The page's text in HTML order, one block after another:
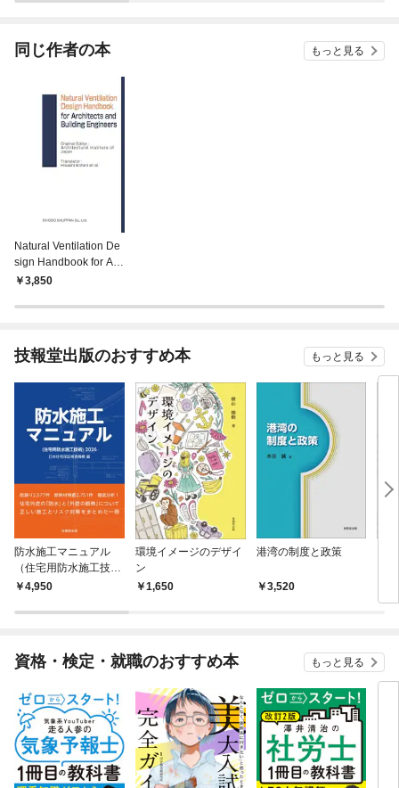
同じ作者の本 もっと見る
Natural Ventilation De
sign Handbook for Arc
hitects and Building E
3,850
技報堂出版のおすすめ本 もっと見る
防水施工マニュアル
（住宅用防水施工技
術）2026
4,950
環境イメージのデザイ
ン
1,650
港湾の制度と政策
3,520
資格・検定・就職のおすすめ本 もっと見る